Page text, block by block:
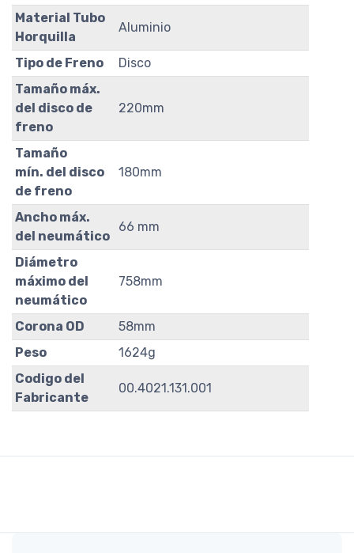
Material Tubo
Horquilla
Aluminio
Tipo de Freno
Disco
Tamaño máx.
del disco de
freno
220mm
Tamaño
mín. del disco
de freno
180mm
Ancho máx.
del neumático
66 mm
Diámetro
máximo del
neumático
758mm
Corona OD
58mm
Peso
1624g
Codigo del
Fabricante
00.4021.131.001